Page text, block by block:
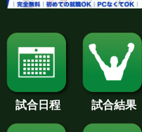
試合日程 試合結果